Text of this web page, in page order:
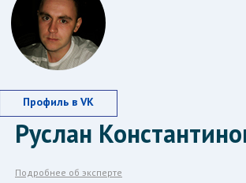
Профиль в VK
Руслан
Подробнее об эксперте